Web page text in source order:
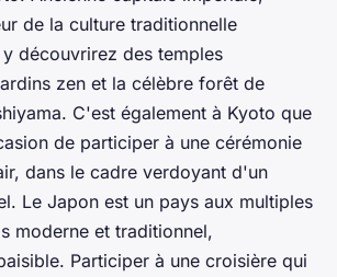
de la culture traditionnelle
découvrirez des temples
zen et la célèbre forêt de
C'est également à Kyoto que
de participer à une cérémonie
dans le cadre verdoyant d'un
Le Japon est un pays aux multiples
moderne et traditionnel,
Participer à une croisière qui